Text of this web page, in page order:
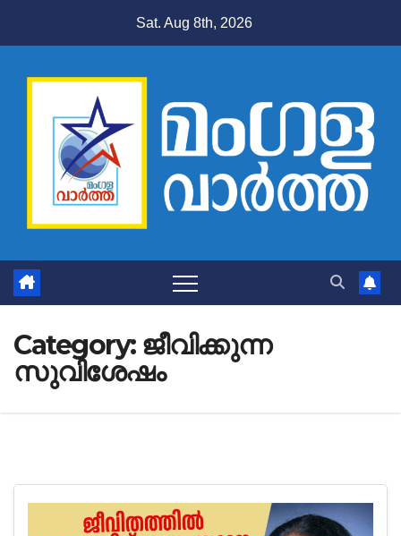
Sat. Aug 8th, 2026
Category: ജീവിക്കുന്ന
സുവിശേഷം